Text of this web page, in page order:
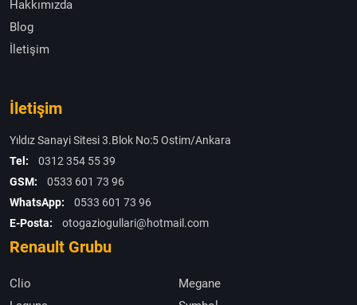
Hakkımızda
Blog
İletişim
İletişim
Yıldız Sanayi Sitesi 3.Blok No:5 Ostim/Ankara
Tel:
0312 354 55 39
GSM:
0533 601 73 96
WhatsApp:
0533 601 73 96
E-Posta:
otogaziogullari@hotmail.com
Renault Grubu
Clio
Megane